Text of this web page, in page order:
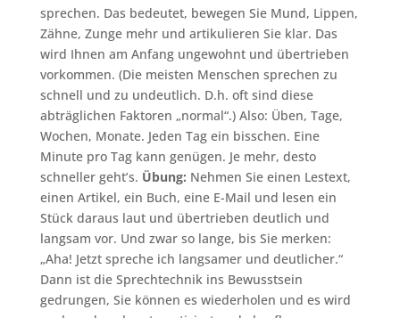
sprechen. Das bedeutet, bewegen Sie Mund, Lippen,
Zähne, Zunge mehr und artikulieren Sie klar. Das
wird Ihnen am Anfang ungewohnt und übertrieben
vorkommen. (Die meisten Menschen sprechen zu
schnell und zu undeutlich. D.h. oft sind diese
abträglichen Faktoren „normal“.) Also: Üben, Tage,
Wochen, Monate. Jeden Tag ein bisschen. Eine
Minute pro Tag kann genügen. Je mehr, desto
schneller geht’s. Übung: Nehmen Sie einen Lestext,
einen Artikel, ein Buch, eine E-Mail und lesen ein
Stück daraus laut und übertrieben deutlich und
langsam vor. Und zwar so lange, bis Sie merken:
„Aha! Jetzt spreche ich langsamer und deutlicher.“
Dann ist die Sprechtechnik ins Bewusstsein
gedrungen, Sie können es wiederholen und es wird